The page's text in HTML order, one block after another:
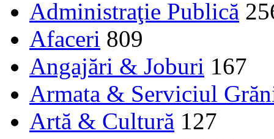
Administraţie Publică
Afaceri 809
Angajări & Joburi 167
Armata & Serviciul
Artă & Cultură 127